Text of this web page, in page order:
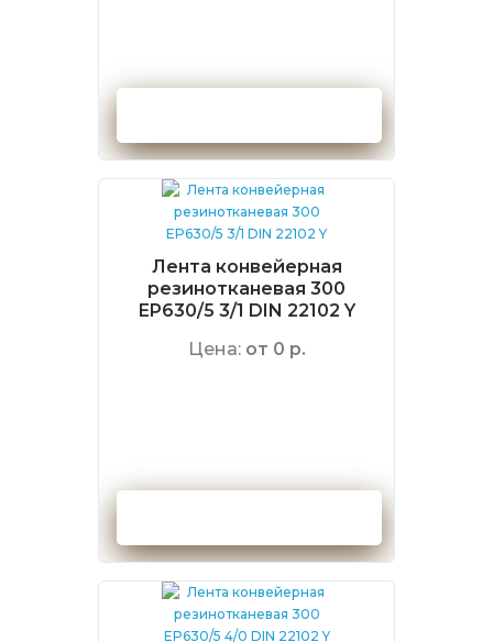
Лента конвейерная
резинотканевая 300
EP630/5 3/1 DIN 22102 Y
Цена: от 0 р.